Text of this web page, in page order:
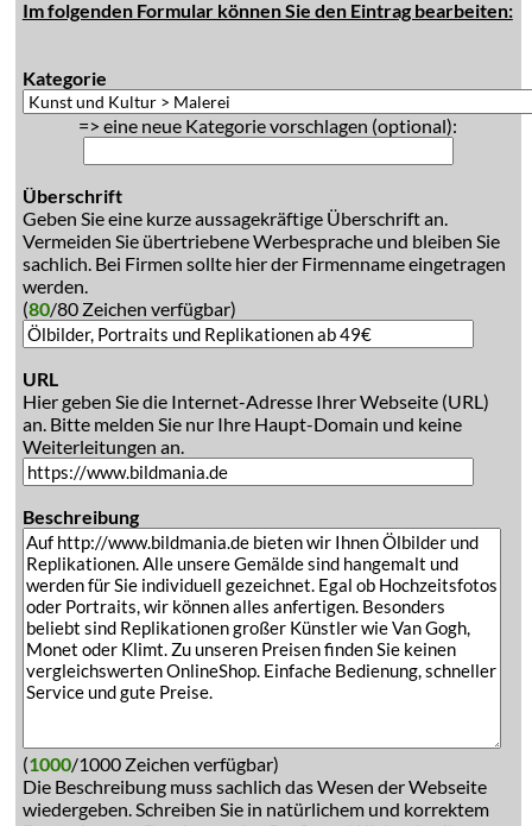
Im folgenden Formular können Sie den Eintrag bearbeiten:
Kategorie
=> eine neue Kategorie vorschlagen (optional):
Überschrift
Geben Sie eine kurze aussagekräftige Überschrift an.
Vermeiden Sie übertriebene Werbesprache und bleiben Sie
sachlich. Bei Firmen sollte hier der Firmenname eingetragen
werden.
(80/80 Zeichen verfügbar)
URL
Hier geben Sie die Internet-Adresse Ihrer Webseite (URL)
an. Bitte melden Sie nur Ihre Haupt-Domain und keine
Weiterleitungen an.
Beschreibung
(1000/1000 Zeichen verfügbar)
Die Beschreibung muss sachlich das Wesen der Webseite
wiedergeben. Schreiben Sie in natürlichem und korrektem